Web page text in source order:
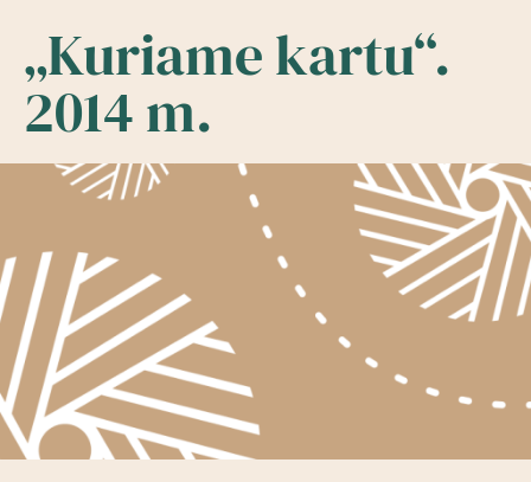
„Kuriame kartu“.
2014 m.